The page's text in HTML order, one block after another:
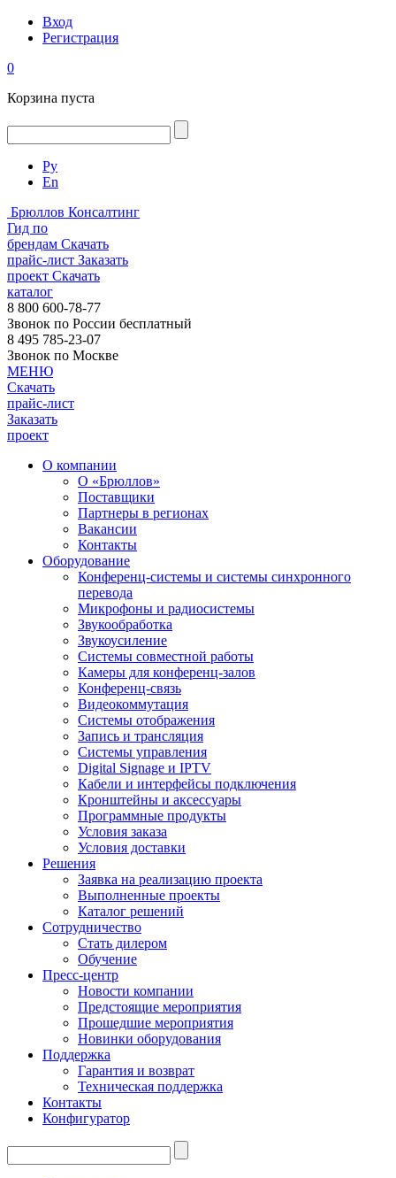
Вход
Регистрация
0
Корзина пуста
Ру
En
Брюллов Консалтинг
Гид по
брендам Скачать
прайс-лист Заказать
проект Скачать
каталог
8 800 600-78-77
Звонок по России бесплатный
8 495 785-23-07
Звонок по Москве
МЕНЮ
Скачать
прайс-лист
Заказать
проект
О компании
О «Брюллов»
Поставщики
Партнеры в регионах
Вакансии
Контакты
Оборудование
Конференц-системы и системы синхронного
перевода
Микрофоны и радиосистемы
Звукообработка
Звукоусиление
Системы совместной работы
Камеры для конференц-залов
Конференц-связь
Видеокоммутация
Системы отображения
Запись и трансляция
Системы управления
Digital Signage и IPTV
Кабели и интерфейсы подключения
Кронштейны и аксессуары
Программные продукты
Условия заказа
Условия доставки
Решения
Заявка на реализацию проекта
Выполненные проекты
Каталог решений
Сотрудничество
Стать дилером
Обучение
Пресс-центр
Новости компании
Предстоящие мероприятия
Прошедшие мероприятия
Новинки оборудования
Поддержка
Гарантия и возврат
Техническая поддержка
Контакты
Конфигуратор